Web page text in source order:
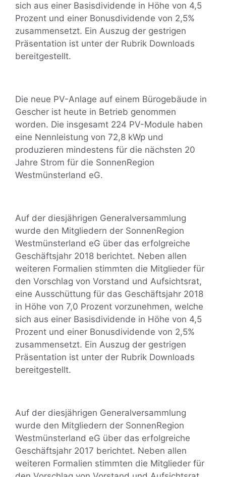
sich aus einer Basisdividende in Höhe von 4,5
Prozent und einer Bonusdividende von 2,5%
zusammensetzt. Ein Auszug der gestrigen
Präsentation ist unter der Rubrik Downloads
bereitgestellt.
Die neue PV-Anlage auf einem Bürogebäude in
Gescher ist heute in Betrieb genommen
worden. Die insgesamt 224 PV-Module haben
eine Nennleistung von 72,8 kWp und
produzieren mindestens für die nächsten 20
Jahre Strom für die SonnenRegion
Westmünsterland eG.
Auf der diesjährigen Generalversammlung
wurde den Mitgliedern der SonnenRegion
Westmünsterland eG über das erfolgreiche
Geschäftsjahr 2018 berichtet. Neben allen
weiteren Formalien stimmten die Mitglieder für
den Vorschlag von Vorstand und Aufsichtsrat,
eine Ausschüttung für das Geschäftsjahr 2018
in Höhe von 7,0 Prozent vorzunehmen, welche
sich aus einer Basisdividende in Höhe von 4,5
Prozent und einer Bonusdividende von 2,5%
zusammensetzt. Ein Auszug der gestrigen
Präsentation ist unter der Rubrik Downloads
bereitgestellt.
Auf der diesjährigen Generalversammlung
wurde den Mitgliedern der SonnenRegion
Westmünsterland eG über das erfolgreiche
Geschäftsjahr 2017 berichtet. Neben allen
weiteren Formalien stimmten die Mitglieder für